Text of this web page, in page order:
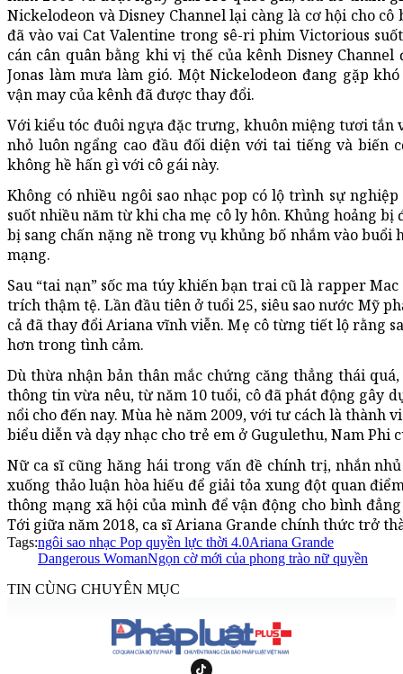
Nickelodeon và Disney Channel lại càng là cơ hội cho
đã vào vai Cat Valentine trong sê-ri phim Victorious
cán cân quân bằng khi vị thế của kênh Disney
Jonas làm mưa làm gió. Một Nickelodeon đang gặp
vận may của kênh đã được thay đổi.
Với kiểu tóc đuôi ngựa đặc trưng, khuôn miệng tươi tắn
nhỏ luôn ngẩng cao đầu đối diện với tai tiếng và biến
không hề hấn gì với cô gái này.
Không có nhiều ngôi sao nhạc pop có lộ trình sự
suốt nhiều năm từ khi cha mẹ cô ly hôn. Khủng hoảng
bị sang chấn nặng nề trong vụ khủng bố nhắm vào
mạng.
Sau “tai nạn” sốc ma túy khiến bạn trai cũ là rapper
trích thậm tệ. Lần đầu tiên ở tuổi 25, siêu sao nước Mỹ
cả đã thay đổi Ariana vĩnh viễn. Mẹ cô từng tiết lộ rằng
hơn trong tình cảm.
Dù thừa nhận bản thân mắc chứng căng thẳng thái
thông tin vừa nêu, từ năm 10 tuổi, cô đã phát động gây
nổi cho đến nay. Mùa hè năm 2009, với tư cách là
biểu diễn và dạy nhạc cho trẻ em ở Gugulethu, Nam Phi
Nữ ca sĩ cũng hăng hái trong vấn đề chính trị, nhắn
xuống thảo luận hòa hiếu để giải tỏa xung đột quan
thông mạng xã hội của mình để vận động cho bình
Tới giữa năm 2018, ca sĩ Ariana Grande chính thức trở
Tags:ngôi sao nhạc Pop quyền lực thời 4.0Ariana Grande
Dangerous WomanNgọn cờ mới của phong trào nữ quyền
TIN CÙNG CHUYÊN MỤC